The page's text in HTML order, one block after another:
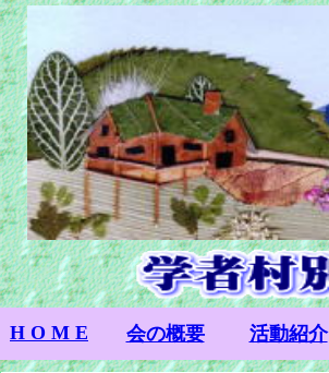
H O M E 会の概要 活動紹介
H O M E 会の概要 活動紹介